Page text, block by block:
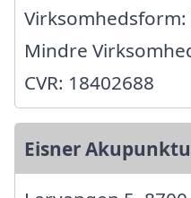
Mindre
CVR: 18402688
Eisner